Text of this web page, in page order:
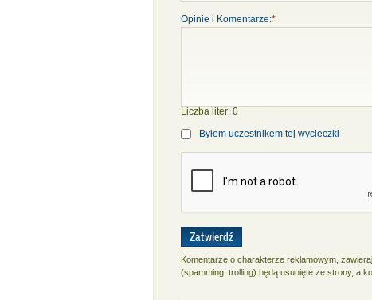
Opinie i Komentarze:*
Liczba liter: 0
Byłem uczestnikem tej wycieczki
Zatwierdź
Komentarze o charakterze reklamowym,
(spamming, trolling) będą usunięte ze strony, a